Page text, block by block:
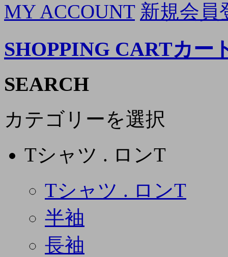
MY ACCOUNT 新規会員
SHOPPING CARTカー
SEARCH
カテゴリーを選択
Tシャツ . ロンT
Tシャツ . ロンT
半袖
長袖